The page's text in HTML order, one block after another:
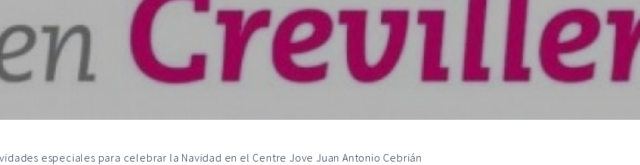
especiales para celebrar la Navidad en el Centre Jove Juan Antonio Cebrián